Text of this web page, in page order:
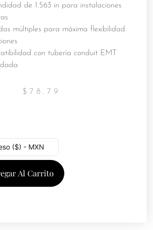
de 1.563 in para instalaciones
múltiples para máxima flexibilidad
con tubería conduit EMT
$ 78.79
($) - MXN
Al Carrito